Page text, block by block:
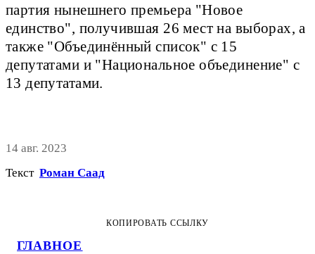
ГЛАВНОЕ
партия нынешнего премьера "Новое
единство", получившая 26 мест на выборах, а
также "Объединённый список" с 15
депутатами и "Национальное объединение" с
13 депутатами.
14 авг. 2023
Текст Роман Саад
КОПИРОВАТЬ ССЫЛКУ